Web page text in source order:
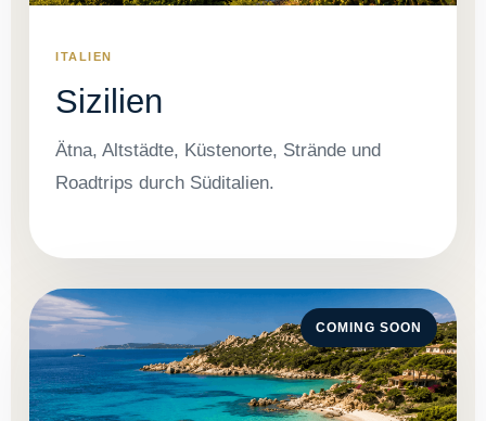
ITALIEN
Sizilien
Ätna, Altstädte, Küstenorte, Strände und
Roadtrips durch Süditalien.
COMING SOON